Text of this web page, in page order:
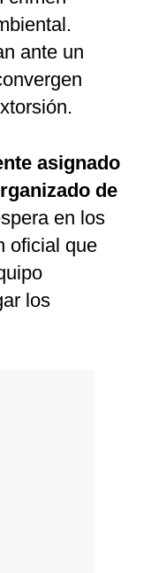
ante un
asignado
de
en los
oficial que
los